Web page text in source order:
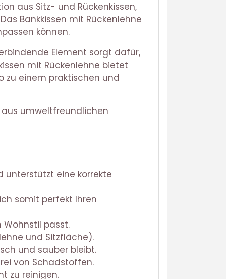
aus Sitz- und Rückenkissen,
Bankkissen mit Rückenlehne
können.
Element sorgt dafür,
mit Rückenlehne bietet
zu einem praktischen und
aus umweltfreundlichen
unterstützt eine korrekte
somit perfekt Ihren
Wohnstil passt.
und Sitzfläche).
und sauber bleibt.
von Schadstoffen.
zu reinigen.